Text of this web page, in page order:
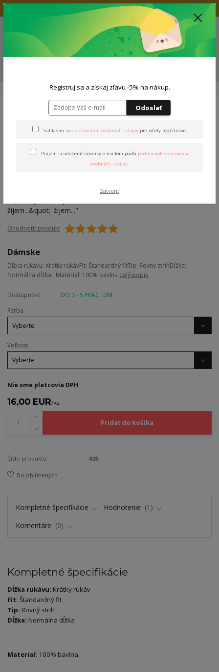
Doprava zadarmo nad 80€
0
0,00 EUR
Dámske tričká Tričko "Žijem, žijem..."
Tričko "Žijem, žijem..."
Ohodnotiť produkt
Dámske
Dĺžka rukávu: Krátky rukávFit: Štandardný fitTip: Rovný strihDĺžka:
Normálna dĺžka Material: 100% bavlna celý popis
Dostupnosť
DO 3 - 5 PRAC. DNÍ
Farba
Veľkosť
Nie sme platcovia DPH
16,00 EUR/ks
Pridať do košíka
Číslo produktu: 025
Do obľúbených
Kompletné špecifikácie Hodnotenie
1
Komentáre
0
Kompletné špecifikácie
Dĺžka rukávu: Krátky rukáv
Fit: Štandardný fit
Tip: Rovný strih
Dĺžka: Normálna dĺžka
Material: 100% bavlna
Registruj sa a získaj zľavu -5% na nákup.
Odoslať
Súhlasím so spracovaním osobných údajovpre účely registrácie.
Prajem si odoberať novinky e-mailom podľa podmienok spracovania
osobných údajov.
Zatvoriť